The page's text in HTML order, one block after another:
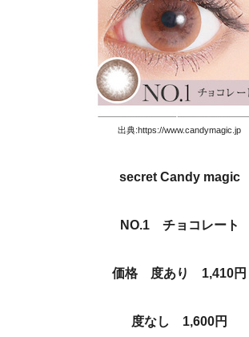
出典:https://www.candymagic.jp
secret Candy magic
NO.1 チョコレート
価格 度あり 1,410円
度なし 1,600円